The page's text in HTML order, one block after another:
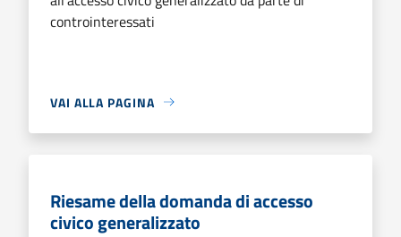
controinteressati
VAI ALLA PAGINA
Riesame della domanda di accesso
civico generalizzato